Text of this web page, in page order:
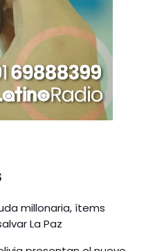
millonaria, ítems
La Paz